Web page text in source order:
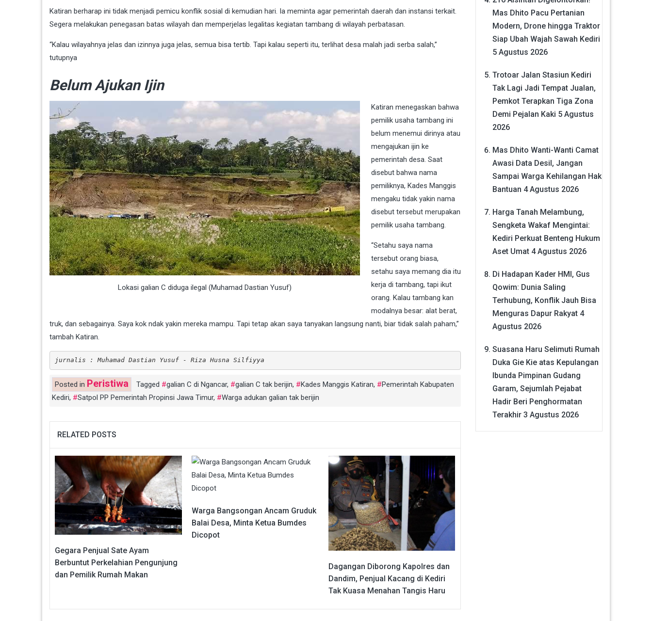
Katiran berharap ini tidak menjadi pemicu konflik sosial di kemudian hari. Ia meminta agar pemerintah daerah dan instansi terkait.
Segera melakukan penegasan batas wilayah dan memperjelas legalitas kegiatan tambang di wilayah perbatasan.
“Kalau wilayahnya jelas dan izinnya juga jelas, semua bisa tertib. Tapi kalau seperti itu, terlihat desa malah jadi serba salah,”
tutupnya
Belum Ajukan Ijin
Lokasi galian C diduga ilegal (Muhamad Dastian Yusuf)
Katiran menegaskan bahwa
pemilik usaha tambang ini
belum menemui dirinya atau
mengajukan ijin ke
pemerintah desa. Saat
disebut bahwa nama
pemiliknya, Kades Manggis
mengaku tidak yakin nama
disebut tersebut merupakan
pemilik usaha tambang.
“Setahu saya nama
tersebut orang biasa,
setahu saya memang dia itu
kerja di tambang, tapi ikut
orang. Kalau tambang kan
modalnya besar: alat berat,
truk, dan sebagainya. Saya kok ndak yakin mereka mampu. Tapi tetap akan saya tanyakan langsung nanti, biar tidak salah paham,”
tambah Katiran.
jurnalis : Muhamad Dastian Yusuf - Riza Husna Silfiyya
Posted in Peristiwa Tagged galian C di Ngancar, galian C tak berijin, Kades Manggis Katiran,
Pemerintah Kabupaten
Kediri, Satpol PP Pemerintah Propinsi Jawa Timur, Warga adukan galian tak berijin
RELATED POSTS
Gegara Penjual Sate Ayam
Berbuntut Perkelahian Pengunjung
dan Pemilik Rumah Makan
Warga Bangsongan Ancam Gruduk
Balai Desa, Minta Ketua Bumdes
Dicopot
Dagangan Diborong Kapolres dan
Dandim, Penjual Kacang di Kediri
Tak Kuasa Menahan Tangis Haru
Mas Dhito Pacu Pertanian
Modern, Drone hingga Traktor
Siap Ubah Wajah Sawah Kediri
5 Agustus 2026
Trotoar Jalan Stasiun Kediri
Tak Lagi Jadi Tempat Jualan,
Pemkot Terapkan Tiga Zona
Demi Pejalan Kaki 5 Agustus
2026
Mas Dhito Wanti-Wanti Camat
Awasi Data Desil, Jangan
Sampai Warga Kehilangan Hak
Bantuan 4 Agustus 2026
Harga Tanah Melambung,
Sengketa Wakaf Mengintai:
Kediri Perkuat Benteng Hukum
Aset Umat 4 Agustus 2026
Di Hadapan Kader HMI, Gus
Qowim: Dunia Saling
Terhubung, Konflik Jauh Bisa
Menguras Dapur Rakyat 4
Agustus 2026
Suasana Haru Selimuti Rumah
Duka Gie Kie atas Kepulangan
Ibunda Pimpinan Gudang
Garam, Sejumlah Pejabat
Hadir Beri Penghormatan
Terakhir 3 Agustus 2026